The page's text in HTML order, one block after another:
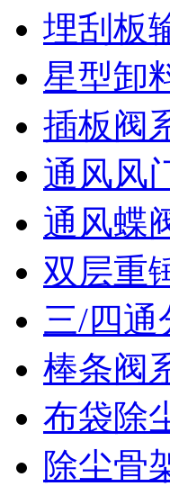
埋刮板
星型卸
插板阀
通风风
通风蝶
双层重
三/四通
棒条阀
布袋除
除尘骨